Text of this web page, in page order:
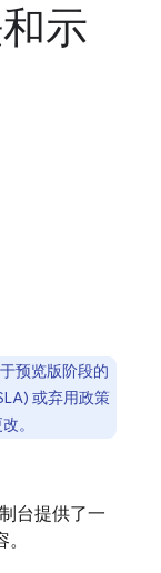
示
预览版阶段的
或弃用政策
。
台提供了一